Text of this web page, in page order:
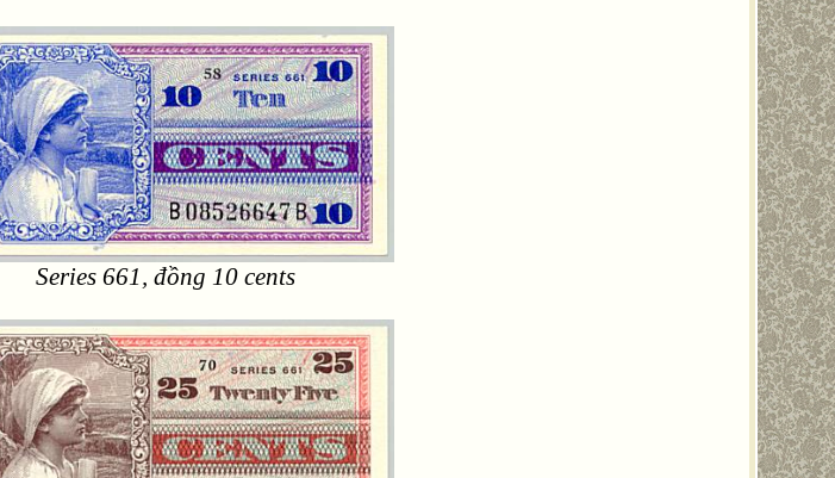
Series 661, đồng 10 cents